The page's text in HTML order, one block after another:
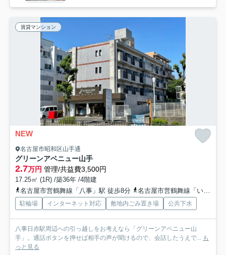
賃貸マンション
NEW
名古屋市昭和区山手通
グリーンアベニュー山手
2.7万円 管理/共益費3,500円
17.25㎡ (1R) /築36年 /4階建
名古屋市営鶴舞線「八事」駅 徒歩8分
名古屋市営鶴舞線「いりなか」駅 徒歩18分
駐輪場 インターネット対応 敷地内ごみ置き場 公共下水
八事日赤駅周辺への引っ越しをお考えなら「グリーンアベニュー山
手」。通話ボタンを押せば相手の声が聞けるので、会話したうえで... も
っと見る